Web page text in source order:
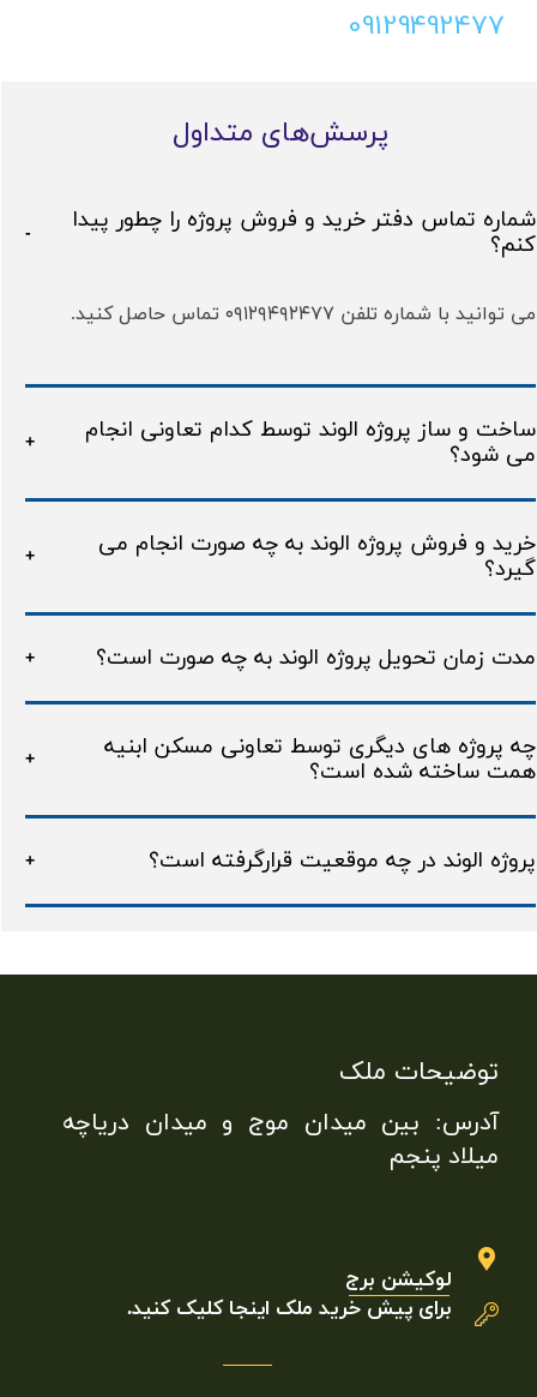
​​​​​​​09129492477
پرسش‌های متداول
شماره تماس دفتر خرید و فروش پروژه را چطور پیدا
کنم؟
می توانید با شماره تلفن ۰۹۱۲۹۴۹۲۴۷۷ تماس حاصل کنید.
ساخت و ساز پروژه الوند توسط کدام تعاونی انجام
می شود؟
خرید و فروش پروژه الوند به چه صورت انجام می
گیرد؟
مدت زمان تحویل پروژه الوند به چه صورت است؟
چه پروژه های دیگری توسط تعاونی مسکن ابنیه
همت ساخته شده است؟
پروژه الوند در چه موقعیت قرارگرفته است؟
آدرس: بین میدان موج و میدان دریاچه
میلاد پنجم
برای پیش خرید ملک اینجاکلیک کنید.
توضیحات ملک
لوکیشن برج